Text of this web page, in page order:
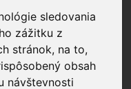
sledovania
zážitku z
stránok, na to,
obsah
návštevnosti